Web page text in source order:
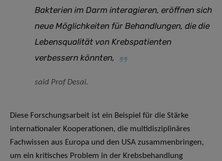
Bakterien im Darm interagieren, eröffnen sich
neue Möglichkeiten für Behandlungen, die die
Lebensqualität von Krebspatienten
verbessern könnten,
said Prof Desai.
Diese Forschungsarbeit ist ein Beispiel für die Stärke
internationaler Kooperationen, die multidisziplinäres
Fachwissen aus Europa und den USA zusammenbringen,
um ein kritisches Problem in der Krebsbehandlung